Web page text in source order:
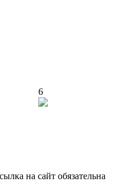
6
на сайт обязательна